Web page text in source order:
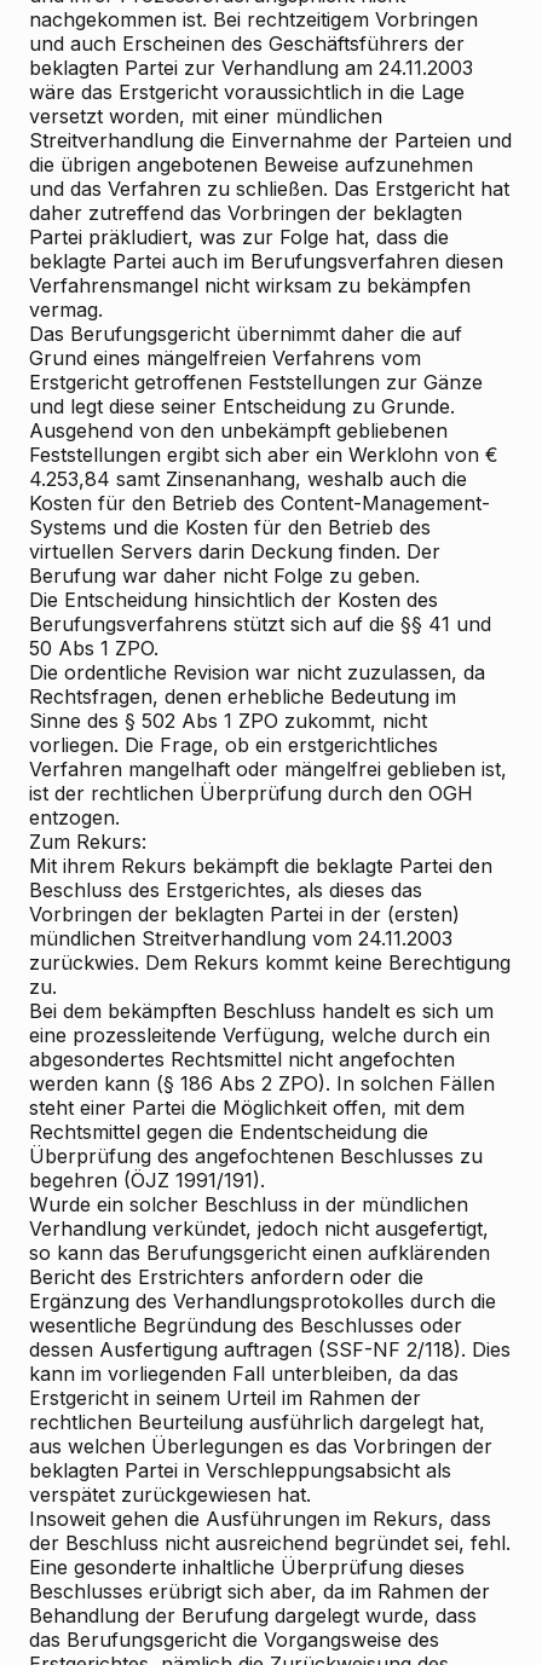
nachgekommen ist. Bei rechtzeitigem Vorbringen
und auch Erscheinen des Geschäftsführers der
beklagten Partei zur Verhandlung am 24.11.2003
wäre das Erstgericht voraussichtlich in die Lage
versetzt worden, mit einer mündlichen
Streitverhandlung die Einvernahme der Parteien und
die übrigen angebotenen Beweise aufzunehmen
und das Verfahren zu schließen. Das Erstgericht hat
daher zutreffend das Vorbringen der beklagten
Partei präkludiert, was zur Folge hat, dass die
beklagte Partei auch im Berufungsverfahren diesen
Verfahrensmangel nicht wirksam zu bekämpfen
vermag.
Das Berufungsgericht übernimmt daher die auf
Grund eines mängelfreien Verfahrens vom
Erstgericht getroffenen Feststellungen zur Gänze
und legt diese seiner Entscheidung zu Grunde.
Ausgehend von den unbekämpft gebliebenen
Feststellungen ergibt sich aber ein Werklohn von €
4.253,84 samt Zinsenanhang, weshalb auch die
Kosten für den Betrieb des Content-Management-
Systems und die Kosten für den Betrieb des
virtuellen Servers darin Deckung finden. Der
Berufung war daher nicht Folge zu geben.
Die Entscheidung hinsichtlich der Kosten des
Berufungsverfahrens stützt sich auf die §§ 41 und
50 Abs 1 ZPO.
Die ordentliche Revision war nicht zuzulassen, da
Rechtsfragen, denen erhebliche Bedeutung im
Sinne des § 502 Abs 1 ZPO zukommt, nicht
vorliegen. Die Frage, ob ein erstgerichtliches
Verfahren mangelhaft oder mängelfrei geblieben ist,
ist der rechtlichen Überprüfung durch den OGH
entzogen.
Zum Rekurs:
Mit ihrem Rekurs bekämpft die beklagte Partei den
Beschluss des Erstgerichtes, als dieses das
Vorbringen der beklagten Partei in der (ersten)
mündlichen Streitverhandlung vom 24.11.2003
zurückwies. Dem Rekurs kommt keine Berechtigung
zu.
Bei dem bekämpften Beschluss handelt es sich um
eine prozessleitende Verfügung, welche durch ein
abgesondertes Rechtsmittel nicht angefochten
werden kann (§ 186 Abs 2 ZPO). In solchen Fällen
steht einer Partei die Möglichkeit offen, mit dem
Rechtsmittel gegen die Endentscheidung die
Überprüfung des angefochtenen Beschlusses zu
begehren (ÖJZ 1991/191).
Wurde ein solcher Beschluss in der mündlichen
Verhandlung verkündet, jedoch nicht ausgefertigt,
so kann das Berufungsgericht einen aufklärenden
Bericht des Erstrichters anfordern oder die
Ergänzung des Verhandlungsprotokolles durch die
wesentliche Begründung des Beschlusses oder
dessen Ausfertigung auftragen (SSF-NF 2/118). Dies
kann im vorliegenden Fall unterbleiben, da das
Erstgericht in seinem Urteil im Rahmen der
rechtlichen Beurteilung ausführlich dargelegt hat,
aus welchen Überlegungen es das Vorbringen der
beklagten Partei in Verschleppungsabsicht als
verspätet zurückgewiesen hat.
Insoweit gehen die Ausführungen im Rekurs, dass
der Beschluss nicht ausreichend begründet sei, fehl.
Eine gesonderte inhaltliche Überprüfung dieses
Beschlusses erübrigt sich aber, da im Rahmen der
Behandlung der Berufung dargelegt wurde, dass
das Berufungsgericht die Vorgangsweise des